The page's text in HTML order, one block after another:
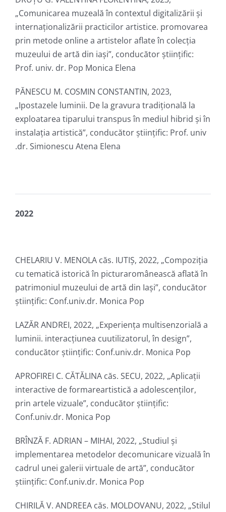
„Comunicarea muzeală în contextul digitalizării și
internaționalizării practicilor artistice. promovarea
prin metode online a artistelor aflate în colecția
muzeului de artă din iași”, conducător ştiinţific:
Prof. univ. dr. Pop Monica Elena
PĂNESCU M. COSMIN CONSTANTIN, 2023,
„Ipostazele luminii. De la gravura tradițională la
exploatarea tiparului transpus în mediul hibrid și în
instalația artistică”, conducător ştiinţific: Prof. univ
.dr. Simionescu Atena Elena
2022
CHELARIU V. MENOLA căs. IUTIȘ, 2022, „Compoziția
cu tematică istorică în picturaromânească aflată în
patrimoniul muzeului de artă din Iași”, conducător
ştiinţific: Conf.univ.dr. Monica Pop
LAZĂR ANDREI, 2022, „Experiența multisenzorială a
luminii. interacțiunea cuutilizatorul, în design”,
conducător ştiinţific: Conf.univ.dr. Monica Pop
APROFIREI C. CĂTĂLINA căs. SECU, 2022, „Aplicații
interactive de formareartistică a adolescenților,
prin artele vizuale”, conducător ştiinţific:
Conf.univ.dr. Monica Pop
BRÎNZĂ F. ADRIAN – MIHAI, 2022, „Studiul și
implementarea metodelor decomunicare vizuală în
cadrul unei galerii virtuale de artă”, conducător
ştiinţific: Conf.univ.dr. Monica Pop
CHIRILĂ V. ANDREEA căs. MOLDOVANU, 2022, „Stilul